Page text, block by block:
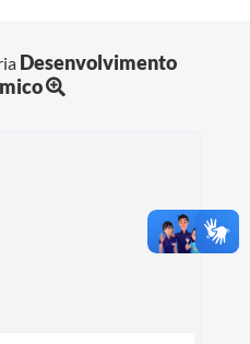
Desenvolvimento